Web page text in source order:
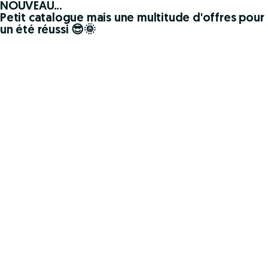
NOUVEAU...
Petit catalogue mais une multitude d'offres pour
un été réussi 😎🌞